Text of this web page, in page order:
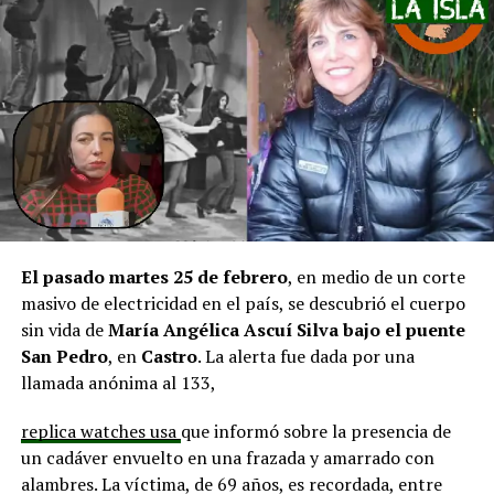
pero que se ha solicitado priorizar proyectos que estén
en línea con una disminución de los montos disponibles,
agregando que en su comuna tienen iniciativas
aprobadas que aún esperan financiamiento, como la
infraestructura del Club Deportivo Bernardo O’Higgins
y el cierre perimetral del Club Deportivo Aucar, obras
fundamentales para el desarrollo comunitario.
El alcalde de Quemchi, Javier Ugarte, expresó una
situación similar, señalando que en su comuna tienen
proyectos elegibles tanto en PMU como en PMB, pero
que hasta la fecha no han recibido respuesta clara sobre
si se entregarán los recursos.“Preocupa esta situación,
estos son proyectos que vienen trabajándose desde
hace tiempo y que hoy están en riesgo por la falta de
En la comuna deCuraco de Vélez, la alcaldesa Javiera
Yáñezindicó que históricamente la Subdere ha apoyado
El pasado martes 25 de febrero, en medio de un corte
masivo de electricidad en el país, se descubrió el cuerpo
sin vida deMaría Angélica Ascuí Silvabajo el puente
San Pedro, en Castro. La alerta fue dada por una
llamada anónima al 133,
replica watches usa que informó sobre la presencia de
un cadáver envuelto en una frazada y amarrado con
alambres. La víctima, de 69 años, es recordada, entre